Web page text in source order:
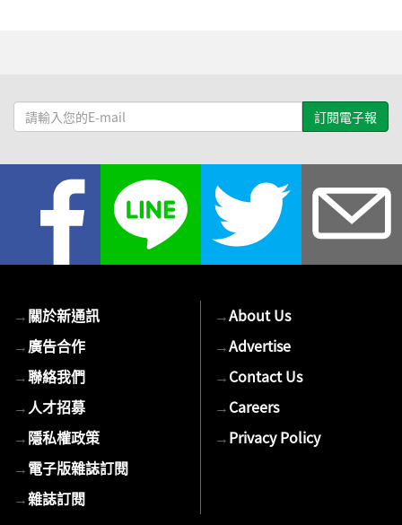
請
輸
→關於新通訊
→廣告合作
→聯絡我們
→人才招募
→隱私權政策
→電子版雜誌訂閱
→雜誌訂閱
→About Us
→Advertise
→Contact Us
→Careers
→Privacy Policy